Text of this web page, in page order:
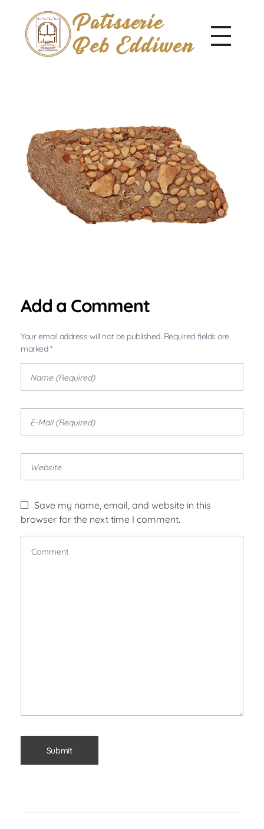
Add a Comment
Your email address will not be published. Required fields are
marked *
Save my name, email, and website in this
browser for the next time I comment.